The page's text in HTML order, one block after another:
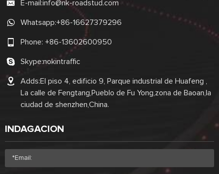
E-mail:info@nk-roadstud.com
Whatsapp:+86-16627379296
Phone: +86-13602600950
Skype:nokintraffic
Adds:El piso 4, edificio 9, Parque industrial de Huafeng ,
La calle de Fengtang,Pueblo de Fu Yong,zona de Baoan,la
ciudad de shenzhen,China.
INDAGACION